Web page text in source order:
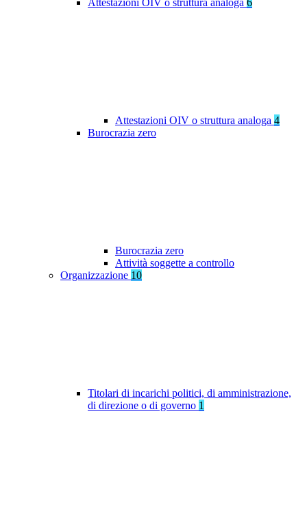
Attestazioni OIV o struttura analoga 6
Attestazioni OIV o struttura analoga 4
Burocrazia zero
Burocrazia zero
Attività soggette a controllo
Organizzazione 10
Titolari di incarichi politici, di amministrazione,
di direzione o di governo 1